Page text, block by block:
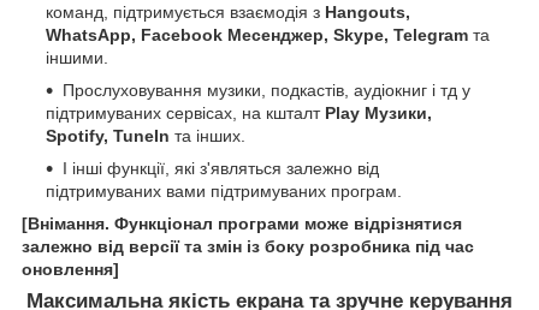
команд, підтримується взаємодія з Hangouts,
WhatsApp, Facebook Месенджер, Skype, Telegram та
іншими.
Прослуховування музики, подкастів, аудіокниг і тд у
підтримуваних сервісах, на кшталт Play Музики,
Spotify, TuneIn та інших.
І інші функції, які з'являться залежно від
підтримуваних вами підтримуваних програм.
[Внімання. Функціонал програми може відрізнятися
залежно від версії та змін із боку розробника під час
оновлення]
Максимальна якість екрана та зручне керування